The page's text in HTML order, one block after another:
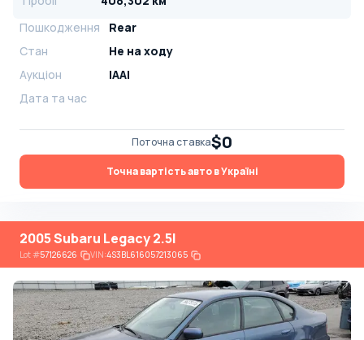
Пошкодження
Rear
Стан
Не на ходу
Аукціон
IAAI
Дата та час
Поточна ставка$0
Точна вартість авто в Україні
2005 Subaru Legacy 2.5I
Lot#57126626 VIN:4S3BL616057213065